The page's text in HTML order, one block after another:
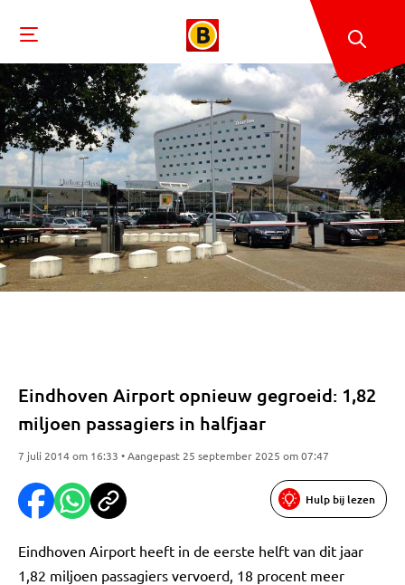
Eindhoven Airport opnieuw gegroeid: 1,82
miljoen passagiers in halfjaar
7 juli 2014 om 16:33 • Aangepast 25 september 2025 om 07:47
Hulp bij lezen
Eindhoven Airport heeft in de eerste helft van dit jaar
1,82 miljoen passagiers vervoerd, 18 procent meer